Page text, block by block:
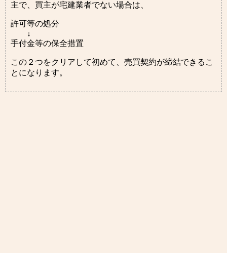
主で、買主が宅建業者でない場合は、
許可等の処分
↓
手付金等の保全措置
この２つをクリアして初めて、売買契約が締結できるこ
とになります。